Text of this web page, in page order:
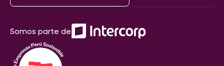
Somos parte de